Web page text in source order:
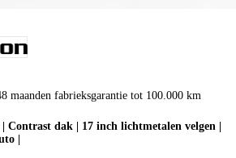
maanden fabrieksgarantie tot 100.000 km
Contrast dak | 17 inch lichtmetalen velgen |
|